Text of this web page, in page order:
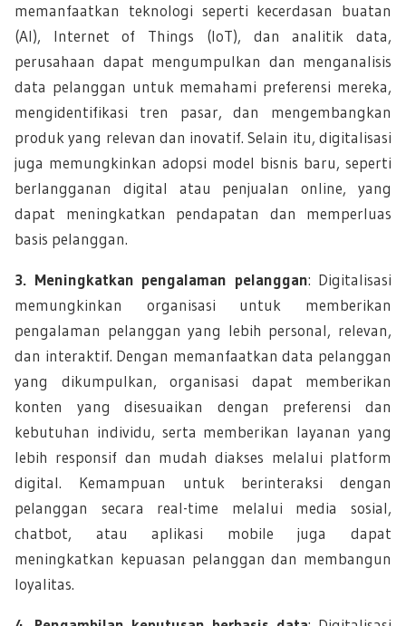
memanfaatkan teknologi seperti kecerdasan buatan
(AI), Internet of Things (IoT), dan analitik data,
perusahaan dapat mengumpulkan dan menganalisis
data pelanggan untuk memahami preferensi mereka,
mengidentifikasi tren pasar, dan mengembangkan
produk yang relevan dan inovatif. Selain itu, digitalisasi
juga memungkinkan adopsi model bisnis baru, seperti
berlangganan digital atau penjualan online, yang
dapat meningkatkan pendapatan dan memperluas
basis pelanggan.
3. Meningkatkan pengalaman pelanggan: Digitalisasi
memungkinkan organisasi untuk memberikan
pengalaman pelanggan yang lebih personal, relevan,
dan interaktif. Dengan memanfaatkan data pelanggan
yang dikumpulkan, organisasi dapat memberikan
konten yang disesuaikan dengan preferensi dan
kebutuhan individu, serta memberikan layanan yang
lebih responsif dan mudah diakses melalui platform
digital. Kemampuan untuk berinteraksi dengan
pelanggan secara real-time melalui media sosial,
chatbot, atau aplikasi mobile juga dapat
meningkatkan kepuasan pelanggan dan membangun
loyalitas.